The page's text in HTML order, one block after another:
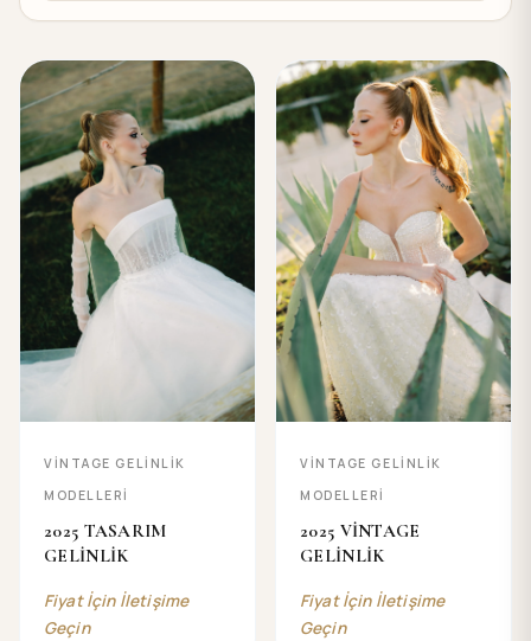
VİNTAGE GELİNLİK
MODELLERİ
2025 TASARIM
GELİNLİK
Fiyat İçin İletişime
Geçin
VİNTAGE GELİNLİK
MODELLERİ
2025 VİNTAGE
GELİNLİK
Fiyat İçin İletişime
Geçin